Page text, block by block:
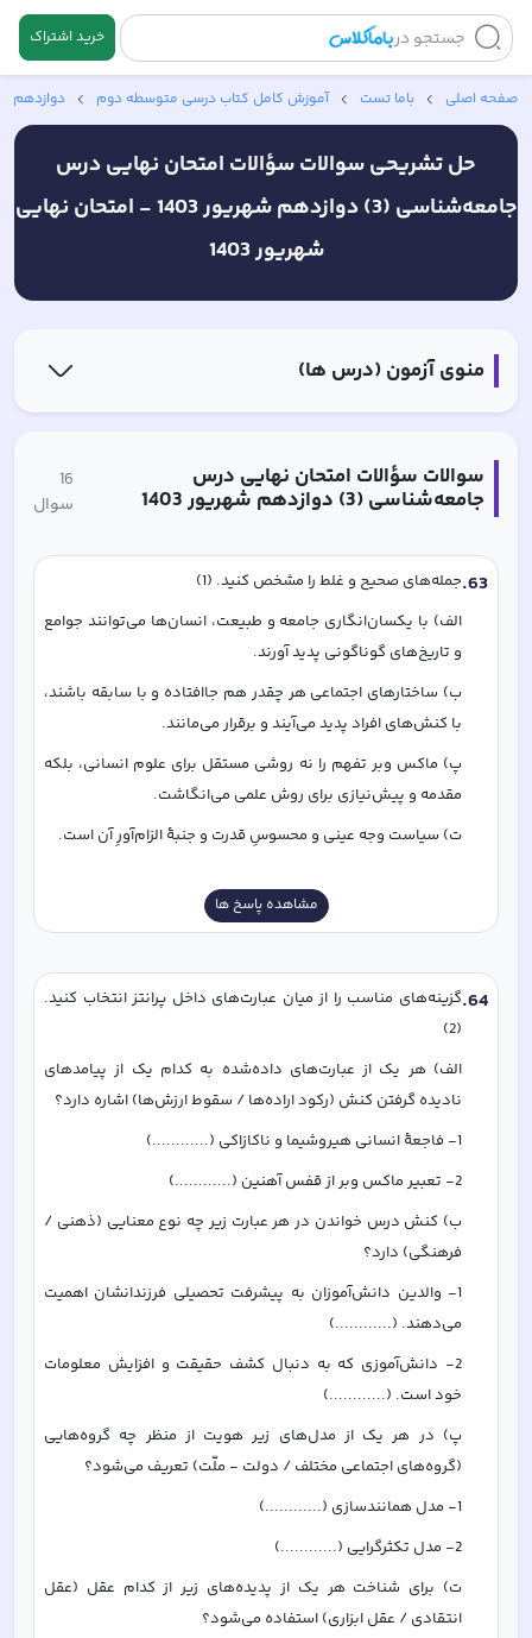
جستجو در خرید اشتراک
صفحه اصلی باما تست آموزش کامل کتاب‌ درسی متوسطه دوم دوازدهم
حل تشریحی سوالاتسؤالات امتحان نهایی درس
جامعه‌شناسی (3) دوازدهم شهریور 1403 -
امتحان نهایی
شهریور 1403
منوی آزمون (درس ها)
سوالات سؤالات امتحان نهایی درس
جامعه‌شناسی (3) دوازدهم شهریور 1403
16
سوال
63
.جمله‌های صحیح و غلط را مشخص کنید. (1)
و تاریخ‌های گوناگونی پدید آورند.
با کنش‌های افراد پدید می‌آیند و برقرار می‌مانند.
مقدمه و پیش‌نیازی برای روش علمی می‌انگاشت.
ت) سیاست وجه عینی و محسوسِ قدرت و جنبۀ الزام‌آورِ آن است.
مشاهده پاسخ ها
64
.
(2)
نادیده گرفتن کنش (رکود اراده‌ها / سقوط ارزش‌ها) اشاره دارد؟
1- فاجعۀ انسانی هیروشیما و ناکازاکی (............)
2- تعبیر ماکس وبر از قفس آهنین (............)
فرهنگی) دارد؟
می‌دهند. (............)
خود است. (............)
(گروه‌های اجتماعی مختلف / دولت - ملّت) تعریف می‌شود؟
1- مدل همانندسازی (............)
2- مدل تکثرگرایی (............)
انتقادی / عقل ابزاری) استفاده می‌شود؟